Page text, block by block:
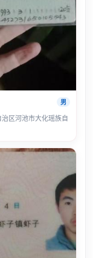
男
区河池市大化瑶族自